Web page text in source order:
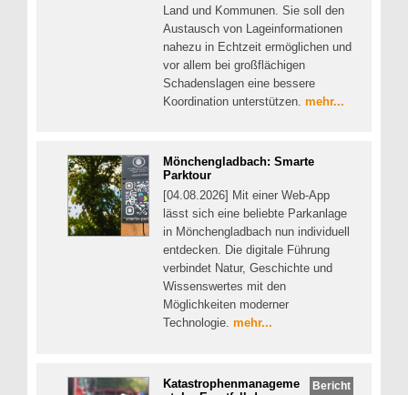
Land und Kommunen. Sie soll den
Austausch von Lageinformationen
nahezu in Echtzeit ermöglichen und
vor allem bei großflächigen
Schadenslagen eine bessere
Koordination unterstützen. mehr...
Mönchengladbach: Smarte
Parktour
[04.08.2026] Mit einer Web-App
lässt sich eine beliebte Parkanlage
in Mönchengladbach nun individuell
entdecken. Die digitale Führung
verbindet Natur, Geschichte und
Wissenswertes mit den
Möglichkeiten moderner
Technologie. mehr...
Bericht
Katastrophenmanageme